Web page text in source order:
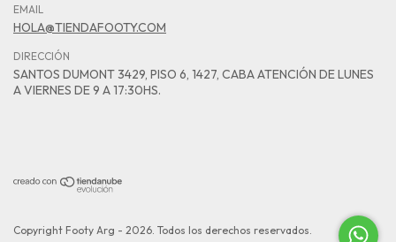
EMAIL
HOLA@TIENDAFOOTY.COM
DIRECCIÓN
SANTOS DUMONT 3429, PISO 6, 1427, CABA ATENCIÓN DE LUNES
A VIERNES DE 9 A 17:30HS.
Copyright Footy Arg - 2026. Todos los derechos reservados.